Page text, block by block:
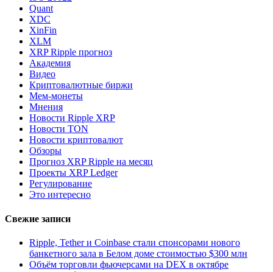
Quant
XDC
XinFin
XLM
XRP Ripple прогноз
Академия
Видео
Криптовалютные биржи
Мем-монеты
Мнения
Новости Ripple XRP
Новости TON
Новости криптовалют
Обзоры
Прогноз XRP Ripple на месяц
Проекты XRP Ledger
Регулирование
Это интересно
Свежие записи
Ripple, Tether и Coinbase стали спонсорами нового
банкетного зала в Белом доме стоимостью $300 млн
Объём торговли фьючерсами на DEX в октябре